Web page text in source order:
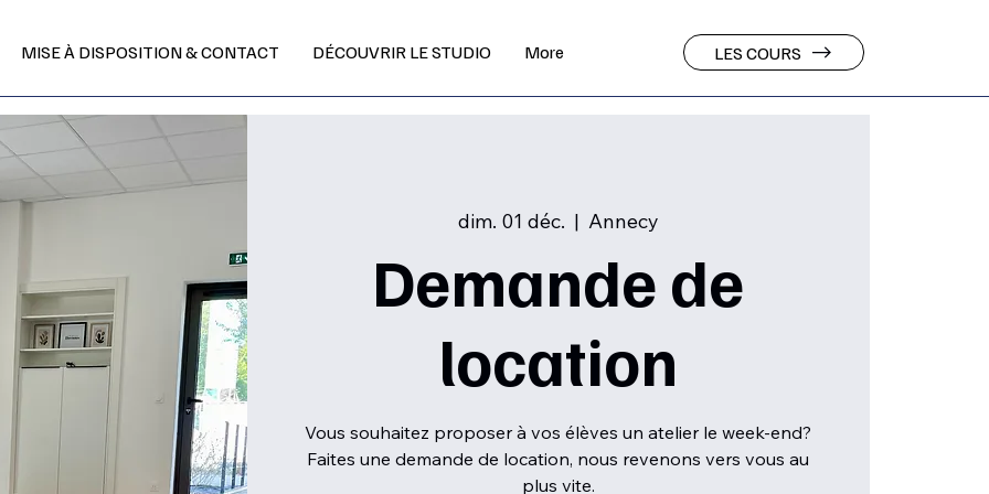
MISE À DISPOSITION & CONTACT DÉCOUVRIR LE STUDIO More LES COURS
dim. 01 déc.
  |
Annecy
Demande de
location
Vous souhaitez proposer à vos élèves un atelier le week-end?
Faites une demande de location, nous revenons vers vous au
plus vite.